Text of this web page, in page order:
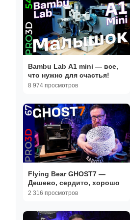
Bambu Lab A1 mini — все,
что нужно для счастья!
8 974 просмотров
Flying Bear GHOST7 —
Дешево, сердито, хорошо
2 316 просмотров